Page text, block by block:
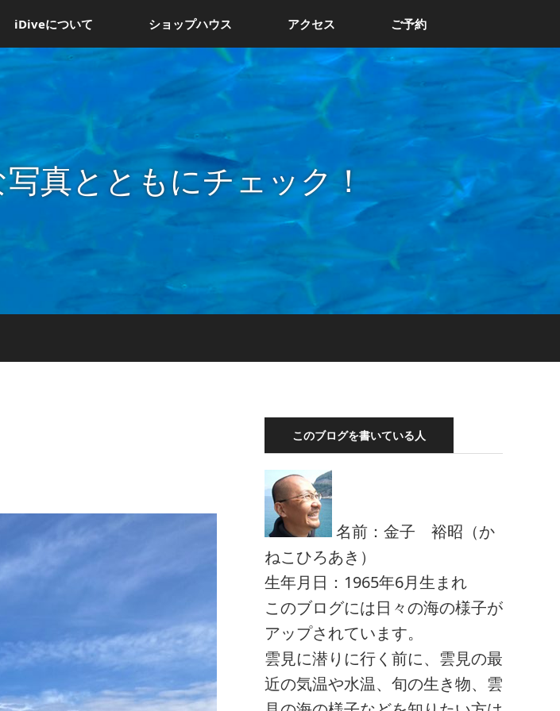
iDiveについて ショップハウス アクセス ご予約
真とともにチェック！
このブログを書いている人
名前：金子 裕昭（か
ねこひろあき）
生年月日：1965年6月生まれ
このブログには日々の海の様子が
アップされています。
雲見に潜りに行く前に、雲見の最
近の気温や水温、旬の生き物、雲